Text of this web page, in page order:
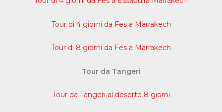
Tour di 4 giorni da Fes a Marrakech
Tour di 8 giorni da Fes a Marrakech
Tour da Tangeri
Tour da Tangeri al deserto 8 giorni